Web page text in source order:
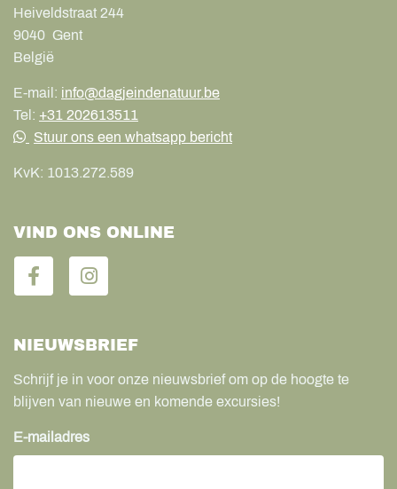
Heiveldstraat 244
9040 Gent
België
E-mail: info@dagjeindenatuur.be
Tel: +31 202613511
Stuur ons een whatsapp bericht
KvK: 1013.272.589
VIND ONS ONLINE
NIEUWSBRIEF
Schrijf je in voor onze nieuwsbrief om op de hoogte te
blijven van nieuwe en komende excursies!
E-mailadres